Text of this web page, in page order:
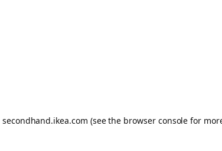
secondhand.ikea.com (see the browser console for